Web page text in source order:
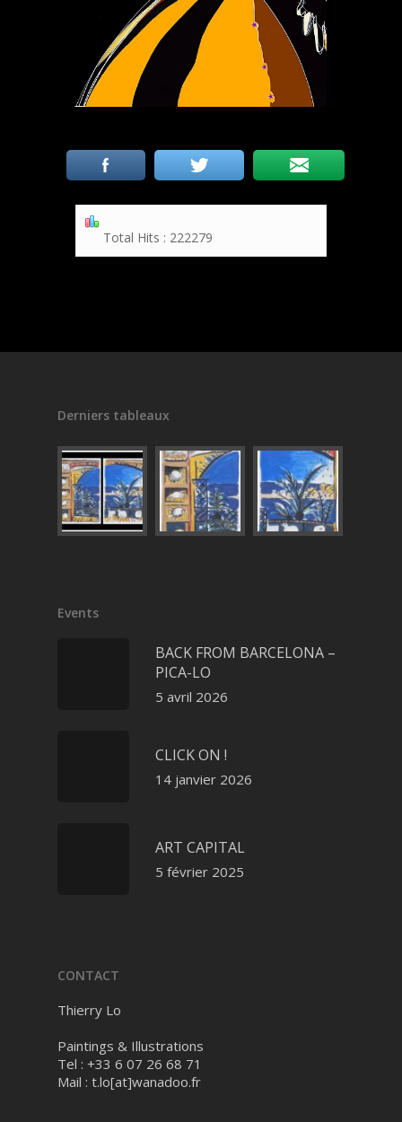
Total Hits : 222279
Derniers tableaux
Events
BACK FROM BARCELONA –
PICA-LO
5 avril 2026
CLICK ON !
14 janvier 2026
ART CAPITAL
5 février 2025
CONTACT
Thierry Lo
Paintings & Illustrations
Tel : +33 6 07 26 68 71
Mail : t.lo[at]wanadoo.fr